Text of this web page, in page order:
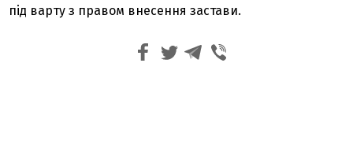
під варту з правом внесення застави.